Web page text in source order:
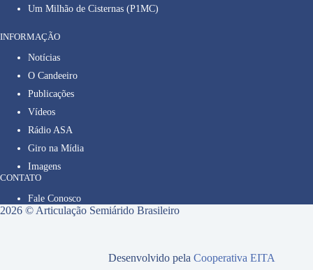
Um Milhão de Cisternas (P1MC)
INFORMAÇÃO
Notícias
O Candeeiro
Publicações
Vídeos
Rádio ASA
Giro na Mídia
Imagens
CONTATO
Fale Conosco
2026 © Articulação Semiárido Brasileiro
Desenvolvido pelaCooperativa EITA